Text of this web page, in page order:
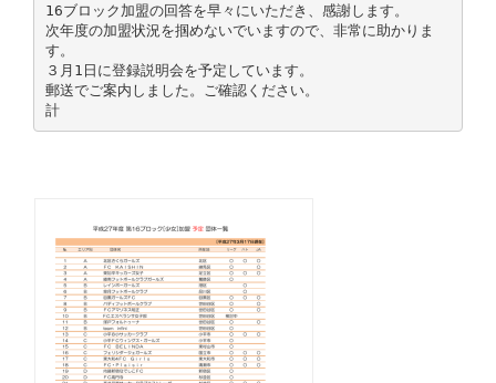
16ブロック加盟の回答を早々にいただき、感謝します。
次年度の加盟状況を掴めないでいますので、非常に助かりま
す。
３月1日に登録説明会を予定しています。
郵送でご案内しました。ご確認ください。
計